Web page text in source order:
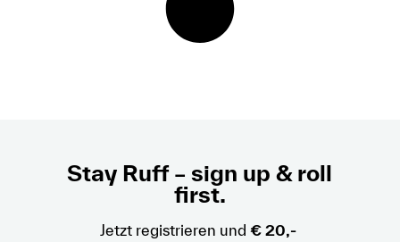
Stay Ruff – sign up & roll
first.
Jetzt registrieren und € 20,-